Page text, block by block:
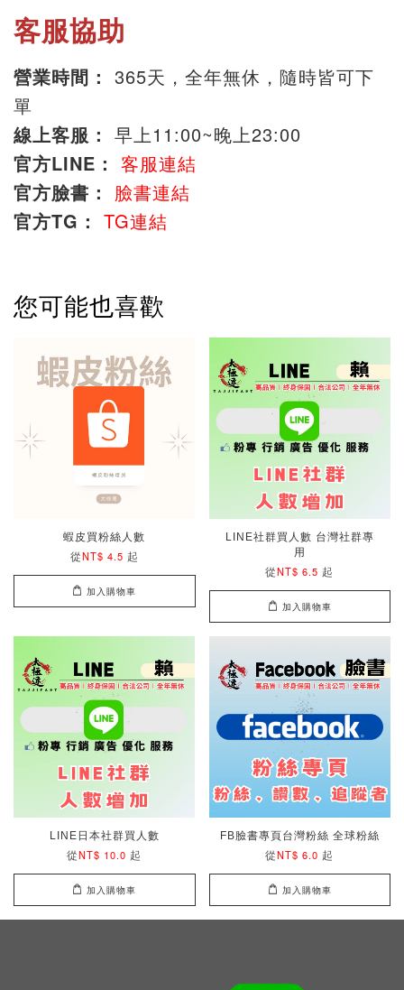
客服協助
營業時間： 365天，全年無休，隨時皆可下
單
線上客服： 早上11:00~晚上23:00
官方LINE： 客服連結
官方臉書： 臉書連結
官方TG： TG連結
您可能也喜歡
蝦皮買粉絲人數
從NT$ 4.5 起
加入購物車
LINE社群買人數 台灣社群專
用
從NT$ 6.5 起
加入購物車
LINE日本社群買人數
從NT$ 10.0 起
加入購物車
FB臉書專頁台灣粉絲 全球粉絲
從NT$ 6.0 起
加入購物車